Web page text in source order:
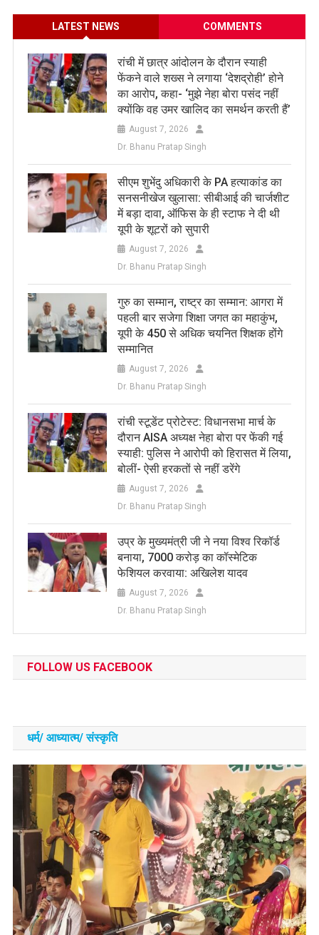
LATEST NEWS COMMENTS
रांची में छात्र आंदोलन के दौरान स्याही
फेंकने वाले शख्स ने लगाया ‘देशद्रोही’ होने
का आरोप, कहा- ‘मुझे नेहा बोरा पसंद नहीं
क्योंकि वह उमर खालिद का समर्थन करती हैं’
August 7, 2026
Dr. Bhanu Pratap Singh
सीएम शुभेंदु अधिकारी के PA हत्याकांड का
सनसनीखेज खुलासा: सीबीआई की चार्जशीट
में बड़ा दावा, ऑफिस के ही स्टाफ ने दी थी
यूपी के शूटरों को सुपारी
August 7, 2026
Dr. Bhanu Pratap Singh
​गुरु का सम्मान, राष्ट्र का सम्मान: आगरा में
पहली बार सजेगा शिक्षा जगत का महाकुंभ,
यूपी के 450 से अधिक चयनित शिक्षक होंगे
सम्मानित
August 7, 2026
Dr. Bhanu Pratap Singh
रांची स्टूडेंट प्रोटेस्ट: विधानसभा मार्च के
दौरान AISA अध्यक्ष नेहा बोरा पर फेंकी गई
स्याही: पुलिस ने आरोपी को हिरासत में लिया,
बोलीं- ऐसी हरकतों से नहीं डरेंगे
August 7, 2026
Dr. Bhanu Pratap Singh
उप्र के मुख्यमंत्री जी ने नया विश्व रिकॉर्ड
बनाया, 7000 करोड़ का कॉस्मेटिक
फेशियल करवाया: अखिलेश यादव
August 7, 2026
Dr. Bhanu Pratap Singh
FOLLOW US FACEBOOK
धर्म/ आध्‍यात्‍म/ संस्‍कृति